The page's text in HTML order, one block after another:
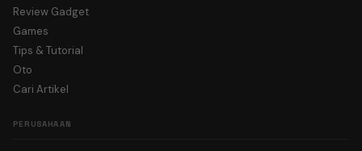
Review Gadget
Games
Tips & Tutorial
Oto
Cari Artikel
PERUSAHAAN